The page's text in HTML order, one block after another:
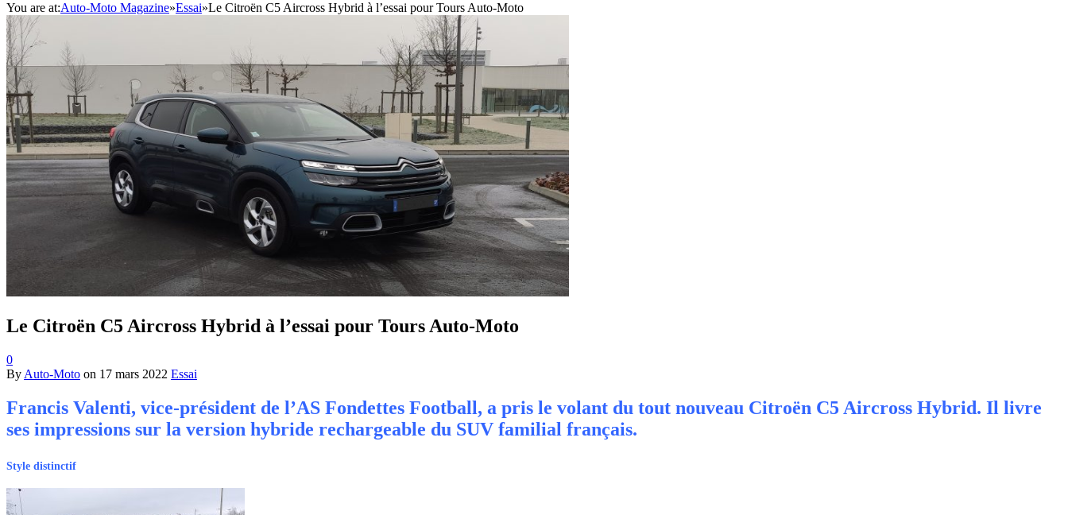
You are at:Auto-Moto Magazine»Essai»Le Citroën C5 Aircross Hybrid à l’essai pour Tours Auto-Moto
Le Citroën C5 Aircross Hybrid à l’essai pour Tours Auto-Moto
0
By Auto-Moto on 17 mars 2022 Essai
Francis Valenti, vice-président de l’AS Fondettes Football, a pris le volant du tout nouveau Citroën C5 Aircross Hybrid. Il livre
ses impressions sur la version hybride rechargeable du SUV familial français.
Style distinctif